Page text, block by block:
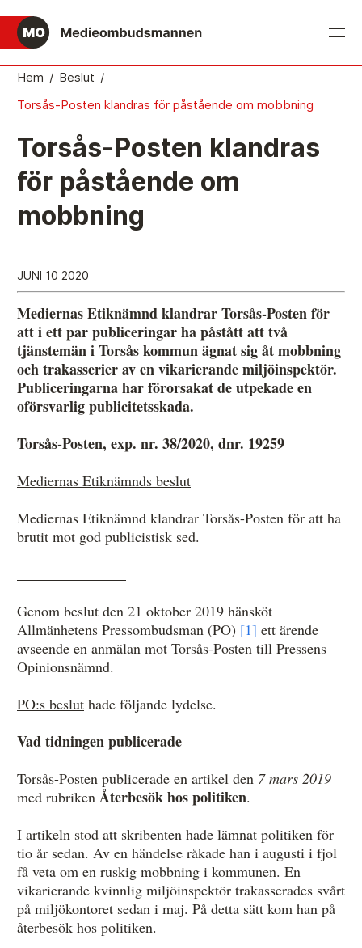
Det medieetiska systemet
Så här jobbar Medieombudsmannen
Mediernas Etiknämnd fattar de avgörande besluten
Publicitetsreglerna – grunden i det medieetiska
systemet
Vill du ansluta till det medieetiska systemet?
Medieetikens historia
Instruktion för Allmänhetens Medieombudsman
Anmälan och beslut
De senaste besluten
Från anmälan till beslut – så går det till
Så här gör du en anmälan
Fyll i din anmälan
Regler för medier i processen hos MO
Här är medierna som MO kan pröva
Hela listan över frivilligt anslutna medier
Skillnaden mellan Granskningsnämnden och MO
Övrigt
Årsberättelser
Ledamöter i Mediernas Etiknämnd
Stadgar för Mediernas Etiknämnd
Den journalistiska yrkesetiken
Jobba hos oss!
Hem / Beslut /
Torsås-Posten klandras för påstående om mobbning
Torsås-Posten klandras
för påstående om
mobbning
JUNI 10 2020
Mediernas Etiknämnd klandrar Torsås-Posten för
att i ett par publiceringar ha påstått att två
tjänstemän i Torsås kommun ägnat sig åt mobbning
och trakasserier av en vikarierande miljöinspektör.
Publiceringarna har förorsakat de utpekade en
oförsvarlig publicitetsskada.
Torsås-Posten, exp. nr. 38/2020, dnr. 19259
Mediernas Etiknämnds beslut
Mediernas Etiknämnd klandrar Torsås-Posten för att ha
brutit mot god publicistisk sed.
Genom beslut den 21 oktober 2019 hänsköt
Allmänhetens Pressombudsman (PO) [1] ett ärende
avseende en anmälan mot Torsås-Posten till Pressens
Opinionsnämnd.
PO:s beslut hade följande lydelse.
Vad tidningen publicerade
Torsås-Posten publicerade en artikel den 7 mars 2019
med rubriken Återbesök hos politiken.
I artikeln stod att skribenten hade lämnat politiken för
tio år sedan. Av en händelse råkade han i augusti i fjol
få veta om en ruskig mobbning i kommunen. En
vikarierande kvinnlig miljöinspektör trakasserades svårt
på miljökontoret sedan i maj. På detta sätt kom han på
återbesök hos politiken.